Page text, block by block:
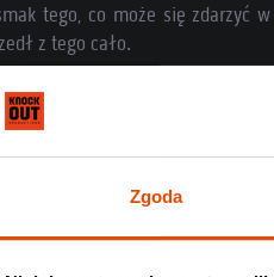
Zgoda
tego, co może się zdarzyć
z tego cało.
piekielnym ogniem. Jest
Po kilku latach wojowania w
poznamy.